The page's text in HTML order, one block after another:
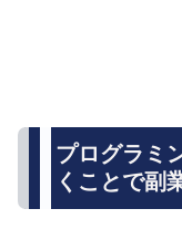
プログラミ
くことで副